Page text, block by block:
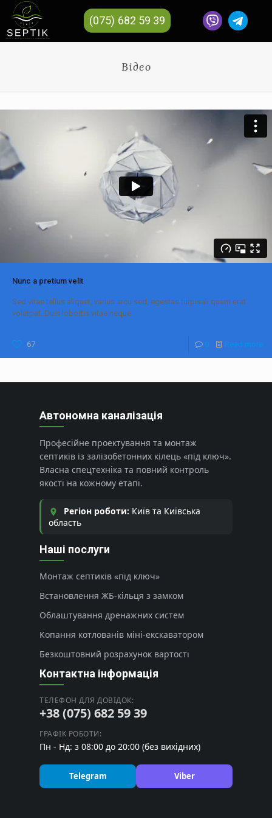
(075) 682 59 39
Відео
Nunc a pretium velit
Sed vitae tellus aliquet, varius arcu sed, egestas turpisali quam erat
volutpat. Duis lobortis vitae neque.
67 0 Read more
Автономна каналізація
Професійне проектування та монтаж
септиків із залізобетонних кілець «під ключ».
Власна спецтехніка та повний контроль
якості на кожному етапі.
Регіон роботи: Київ та Київська
область
Наші послуги
Монтаж септиків «під ключ»
Встановлення ЖБ-кільця з замком
Облаштування дренажних систем
Копання котлованів міні-екскаватором
Безкоштовний розрахунок вартості
Контактна інформація
ТЕЛЕФОН ДЛЯ ДОВІДОК:
+38 (075) 682 59 39
ГРАФІК РОБОТИ:
Пн - Нд: з 08:00 до 20:00 (без вихідних)
Telegram Viber